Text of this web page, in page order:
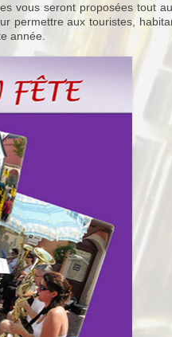
vous seront proposées tout
permettre aux touristes,
année.